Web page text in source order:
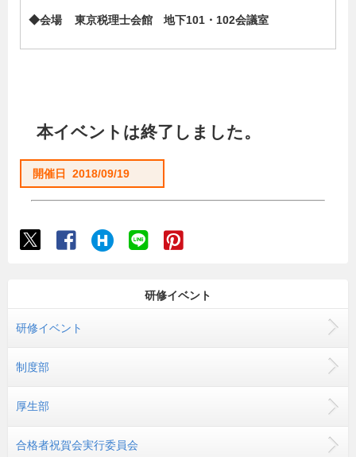
◆会場 東京税理士会館 地下101・102会議室
本イベントは終了しました。
開催日 2018/09/19
研修イベント
研修イベント
制度部
厚生部
合格者祝賀会実行委員会